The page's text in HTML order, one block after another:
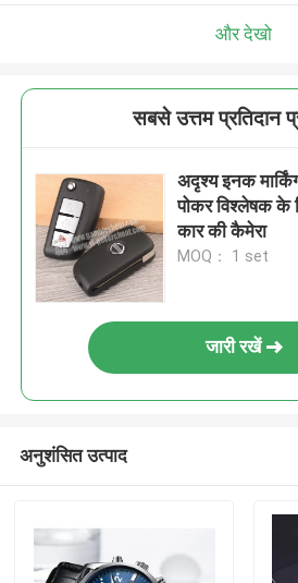
और देखो
सबसे उत्तम प्रतिदान
अदृश्य इनक
पोकर विश्लेषक के
कार की कैमेरा
MOQ： 1 set
जारी रखें
अनुशंसित उत्पाद